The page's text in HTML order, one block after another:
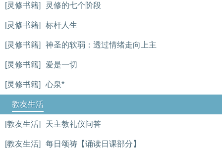
[灵修书籍] 灵修的七个阶段
[灵修书籍] 标杆人生
[灵修书籍] 神圣的软弱：透过情绪走向上主
[灵修书籍] 爱是一切
[灵修书籍] 心泉*
教友生活
[教友生活] 天主教礼仪问答
[教友生活] 每日颂祷【诵读日课部分】